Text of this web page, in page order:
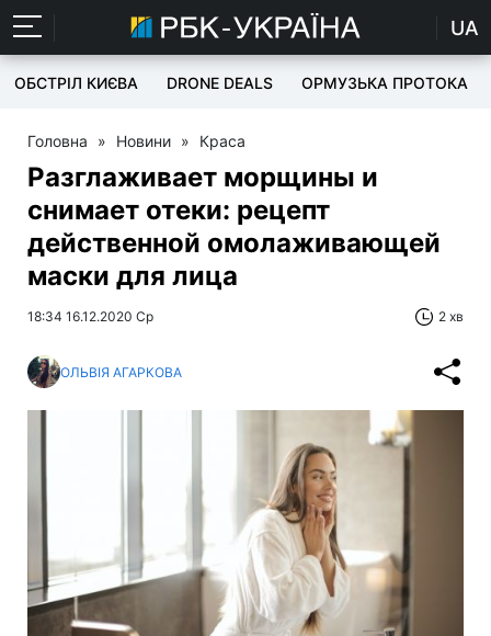
UA
ОБСТРІЛ КИЄВА DRONE DEALS ОРМУЗЬКА ПРОТОКА
Головна » Новини » Краса
Разглаживает морщины и
снимает отеки: рецепт
действенной омолаживающей
маски для лица
18:34 16.12.2020 Ср 2 хв
ОЛЬВІЯ АГАРКОВА